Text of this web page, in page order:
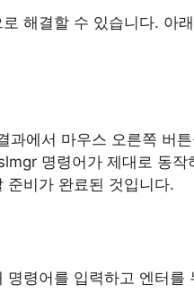
해결할 수 있습니다. 아
과에서 마우스 오른쪽 버
명령어가 제대로 동작
준비가 완료된 것입니다.
령어를 입력하고 엔터를